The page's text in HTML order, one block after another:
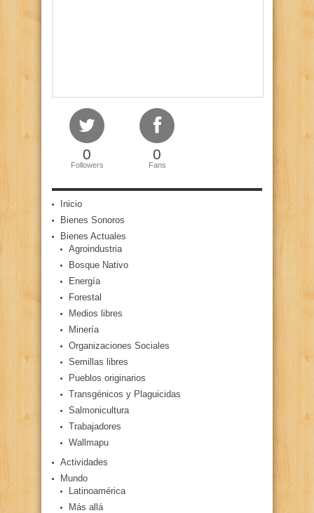
0
Followers
0
Fans
Inicio
Bienes Sonoros
Bienes Actuales
Agroindustria
Bosque Nativo
Energía
Forestal
Medios libres
Minería
Organizaciones Sociales
Semillas libres
Pueblos originarios
Transgénicos y Plaguicidas
Salmonicultura
Trabajadores
Wallmapu
Actividades
Mundo
Latinoamérica
Más allá